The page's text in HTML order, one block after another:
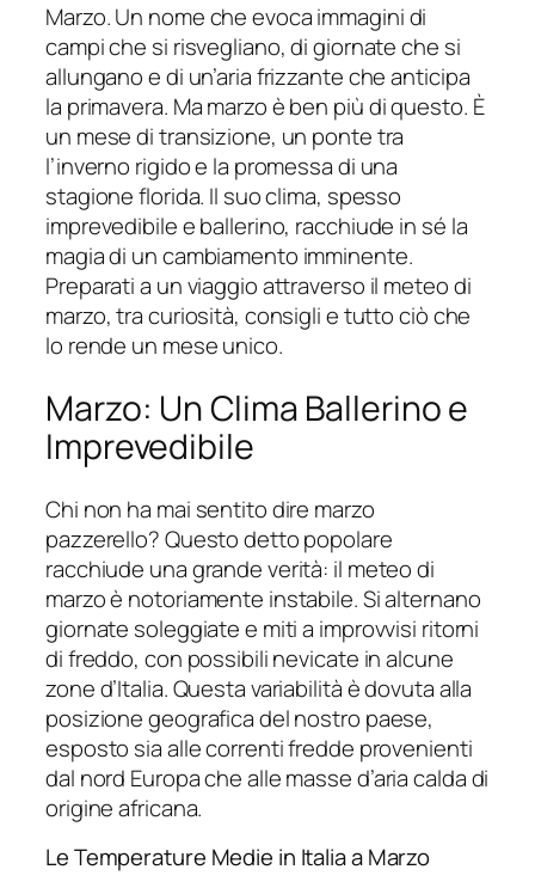
Marzo. Un nome che evoca immagini di
campi che si risvegliano, di giornate che si
allungano e di un’aria frizzante che anticipa
la primavera. Ma marzo è ben più di questo. È
un mese di transizione, un ponte tra
l’inverno rigido e la promessa di una
stagione florida. Il suo clima, spesso
imprevedibile e ballerino, racchiude in sé la
magia di un cambiamento imminente.
Preparati a un viaggio attraverso il meteo di
marzo, tra curiosità, consigli e tutto ciò che
lo rende un mese unico.
Marzo: Un Clima Ballerino e
Imprevedibile
Chi non ha mai sentito dire marzo
pazzerello? Questo detto popolare
racchiude una grande verità: il meteo di
marzo è notoriamente instabile. Si alternano
giornate soleggiate e miti a improvvisi ritorni
di freddo, con possibili nevicate in alcune
zone d’Italia. Questa variabilità è dovuta alla
posizione geografica del nostro paese,
esposto sia alle correnti fredde provenienti
dal nord Europa che alle masse d’aria calda di
origine africana.
Le Temperature Medie in Italia a Marzo